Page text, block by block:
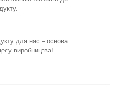
для нас – основа
виробництва!